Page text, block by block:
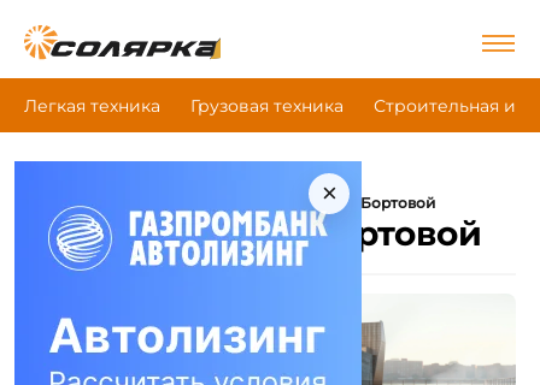
Легкая техника Грузовая техника Строительная и
×
Главная Mercedes-Benz Бортовой
Mercedes-Benz Бортовой